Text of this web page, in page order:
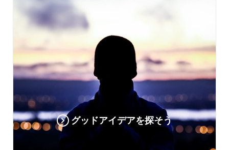
グッドアイデアを探そう